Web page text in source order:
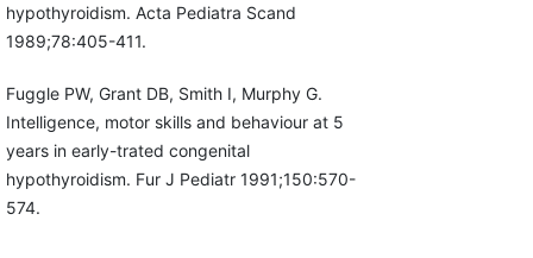
hypothyroidism. Acta Pediatra Scand
1989;78:405-411.
Fuggle PW, Grant DB, Smith I, Murphy G.
Intelligence, motor skills and behaviour at 5
years in early-trated congenital
hypothyroidism. Fur J Pediatr 1991;150:570-
574.